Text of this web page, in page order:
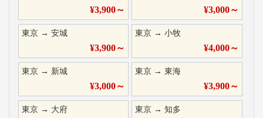
¥3,900～ ¥3,000～
東京 → 安城
¥3,900～
東京 →小牧
¥4,000～
東京 → 新城
¥3,000～
東京 →東海
¥3,900～
東京 → 大府 東京 →知多